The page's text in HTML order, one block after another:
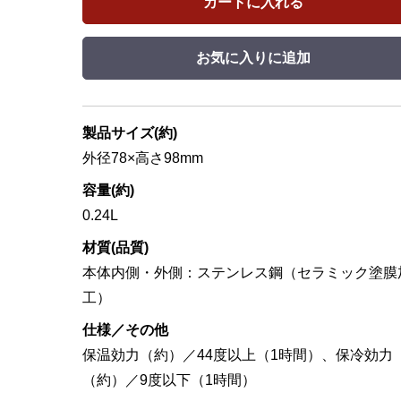
お気に入りに追加
製品サイズ(約)
外径78×高さ98mm
容量(約)
0.24L
材質(品質)
本体内側・外側：ステンレス鋼（セラミック塗膜
工）
仕様／その他
保温効力（約）／44度以上（1時間）、保冷効力
（約）／9度以下（1時間）